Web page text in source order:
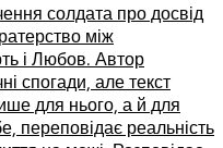
солдата про досвід
між
і Любов. Автор
спогади, але текст
для нього, а й для
переповідає реальність